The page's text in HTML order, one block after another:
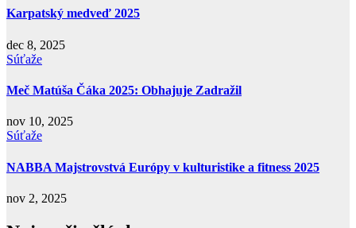
Karpatský medveď 2025
dec 8, 2025
Súťaže
Meč Matúša Čáka 2025: Obhajuje Zadražil
nov 10, 2025
Súťaže
NABBA Majstrovstvá Európy v kulturistike a fitness 2025
nov 2, 2025